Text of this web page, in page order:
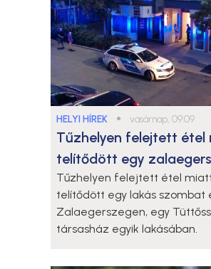
HELYI HÍREK ● vasárnap, 09:09
Tűzhelyen felejtett
telítődött egy
Tűzhelyen felejtett étel
telítődött egy lakás szombat
Zalaegerszegen, egy
társasház egyik lakásában.